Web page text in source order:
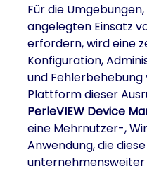
Für die
angelegten Einsatz
erfordern, wird eine
Konfiguration,
und
Plattform dieser
PerleVIEW Device
eine Mehrnutzer-,
Anwendung, die
unternehmensweiter